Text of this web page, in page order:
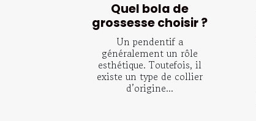
Quel bola de
grossesse choisir ?
Un pendentif a
généralement un rôle
esthétique. Toutefois, il
existe un type de collier
d’origine...